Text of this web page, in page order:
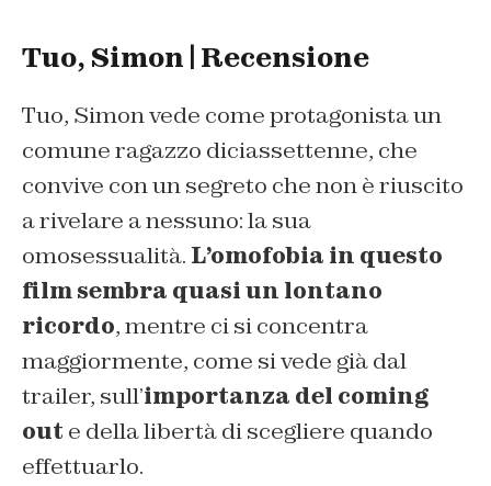
Tuo, Simon | Recensione
Tuo, Simon vede come protagonista un
comune ragazzo diciassettenne, che
convive con un segreto che non è riuscito
a rivelare a nessuno: la sua
omosessualità. L’omofobia in questo
film sembra quasi un lontano
ricordo, mentre ci si concentra
maggiormente, come si vede già dal
trailer, sull’importanza del coming
out e della libertà di scegliere quando
effettuarlo.